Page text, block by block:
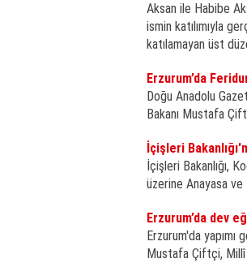
Aksan ile Habibe
ismin katılımıyla
katılamayan üst
Erzurum’da
Doğu Anadolu
Bakanı Mustafa
İçişleri
İçişleri Bakanlığı,
üzerine Anayasa ve
Erzurum’da dev
Erzurum'da
Mustafa Çiftçi, Millî